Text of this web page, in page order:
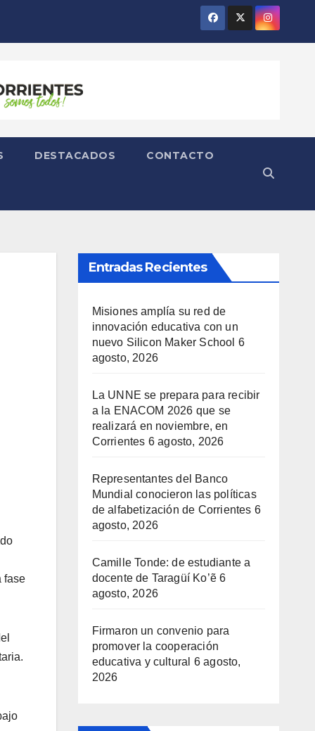
DESTACADOS CONTACTO
fase
Entradas Recientes
Misiones amplía su red de
innovación educativa con un
nuevo Silicon Maker School 6
agosto, 2026
La UNNE se prepara para recibir
a la ENACOM 2026 que se
realizará en noviembre, en
Corrientes 6 agosto, 2026
Representantes del Banco
Mundial conocieron las políticas
de alfabetización de Corrientes 6
agosto, 2026
Camille Tonde: de estudiante a
docente de Taragüí Ko’ẽ 6
agosto, 2026
Firmaron un convenio para
promover la cooperación
educativa y cultural 6 agosto,
2026